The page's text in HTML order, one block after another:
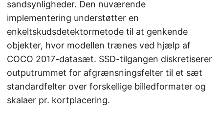
sandsynligheder. Den nuværende
implementering understøtter en
enkeltskudsdetektormetode til at genkende
objekter, hvor modellen trænes ved hjælp af
COCO 2017-datasæt. SSD-tilgangen diskretiserer
outputrummet for afgrænsningsfelter til et sæt
standardfelter over forskellige billedformater og
skalaer pr. kortplacering.